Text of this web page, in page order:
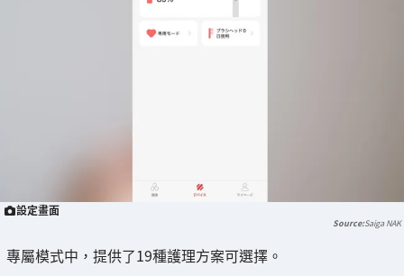
設定畫面
Saiga NAK
專屬模式中，提供了19種護理方案可選擇。